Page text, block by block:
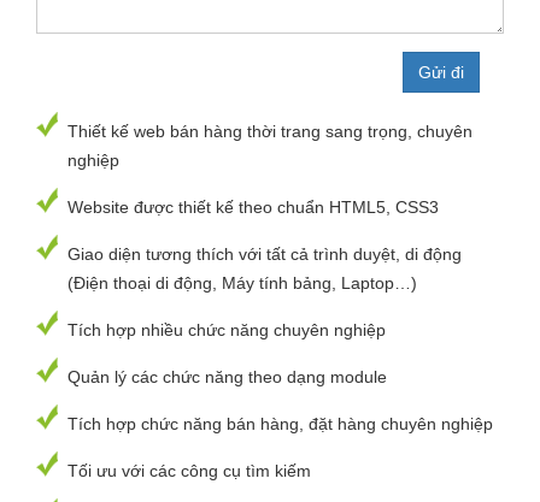
Thiết kế web bán hàng thời trang sang trọng, chuyên
nghiệp
Website được thiết kế theo chuẩn HTML5, CSS3
Giao diện tương thích với tất cả trình duyệt, di động
(Điện thoại di động, Máy tính bảng, Laptop…)
Tích hợp nhiều chức năng chuyên nghiệp
Quản lý các chức năng theo dạng module
Tích hợp chức năng bán hàng, đặt hàng chuyên nghiệp
Tối ưu với các công cụ tìm kiếm